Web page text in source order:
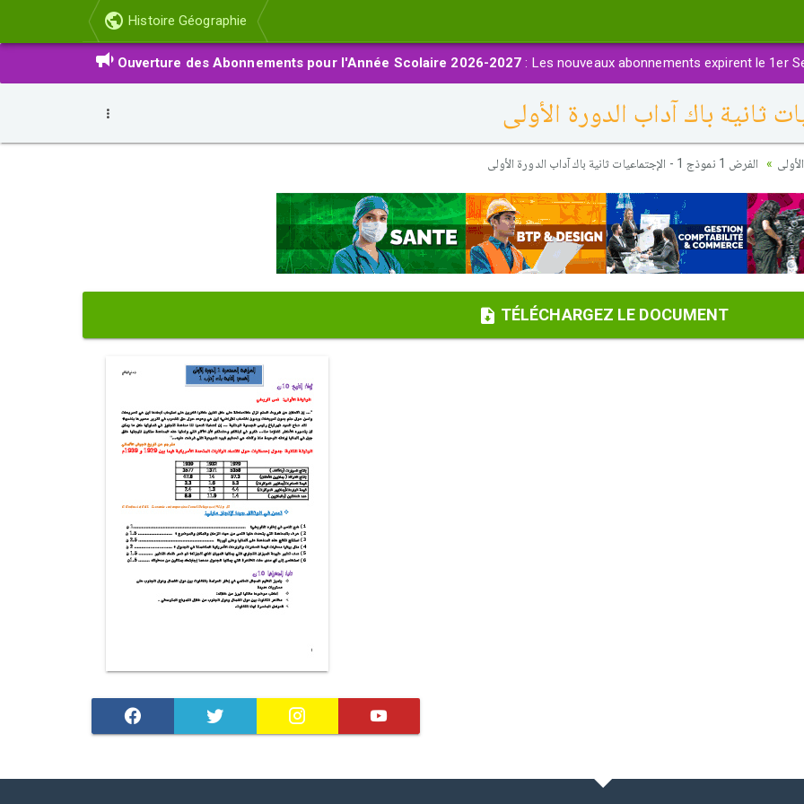
Histoire Géographie
Ouverture des Abonnements pour l'Année Scolaire 2026-2027 : Les nouveaux abonnements expirent le 1er
الفرض 1 نموذج 1 - الإجتماعيات ثانية باك آداب الدورة الأولى
TÉLÉCHARGEZ LE DOCUMENT